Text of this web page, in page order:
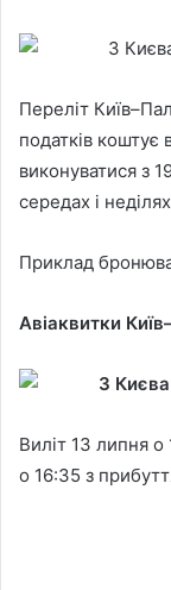
Переліт
податків
виконуватися з
середах і
Приклад
Авіаквитки
Виліт 13 липня
о 16:35 з